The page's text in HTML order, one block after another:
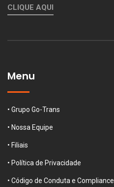
CLIQUE AQUI
Menu
• Grupo Go-Trans
• Nossa Equipe
• Filiais
• Política de Privacidade
• Código de Conduta e Compliance